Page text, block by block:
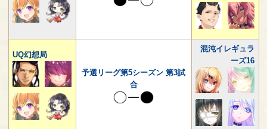
UQ幻想局
予選リーグ第5シーズン 第3試
合
混沌イレギュラ
ーズ16